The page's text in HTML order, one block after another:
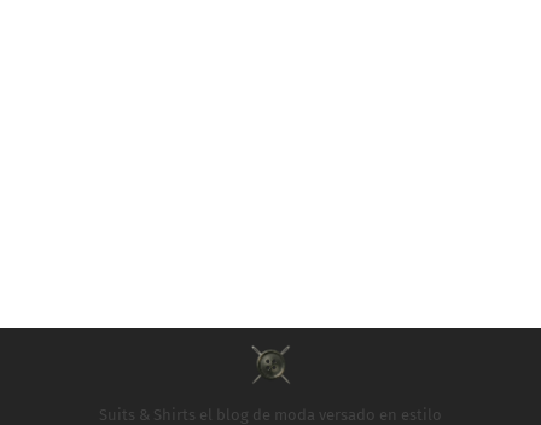
Suits & Shirts el blog de moda versado en estilo